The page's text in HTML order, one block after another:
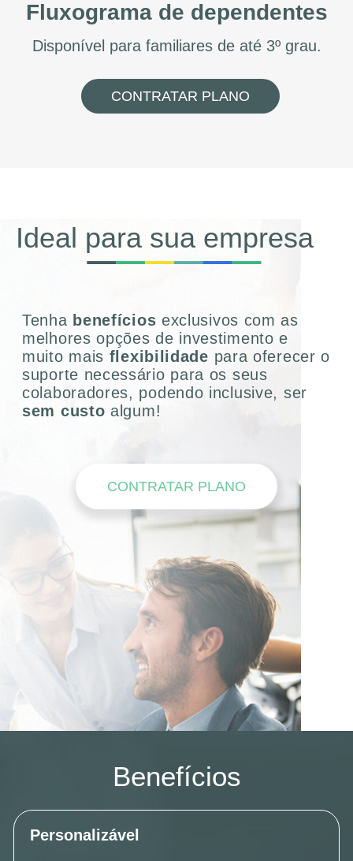
Fluxograma de dependentes
Disponível para familiares de até 3º grau.
CONTRATAR PLANO
Ideal para sua empresa
Tenha benefícios exclusivos com as
melhores opções de investimento e
muito mais flexibilidade para oferecer o
suporte necessário para os seus
colaboradores, podendo inclusive, ser
sem custo algum!
CONTRATAR PLANO
Benefícios
Personalizável